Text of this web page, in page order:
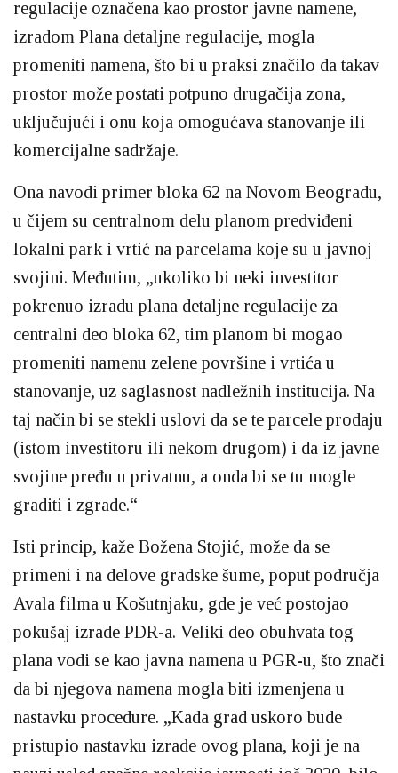
regulacije označena kao prostor javne namene,
izradom Plana detaljne regulacije, mogla
promeniti namena, što bi u praksi značilo da takav
prostor može postati potpuno drugačija zona,
uključujući i onu koja omogućava stanovanje ili
komercijalne sadržaje.
Ona navodi primer bloka 62 na Novom Beogradu,
u čijem su centralnom delu planom predviđeni
lokalni park i vrtić na parcelama koje su u javnoj
svojini. Međutim, „ukoliko bi neki investitor
pokrenuo izradu plana detaljne regulacije za
centralni deo bloka 62, tim planom bi mogao
promeniti namenu zelene površine i vrtića u
stanovanje, uz saglasnost nadležnih institucija. Na
taj način bi se stekli uslovi da se te parcele prodaju
(istom investitoru ili nekom drugom) i da iz javne
svojine pređu u privatnu, a onda bi se tu mogle
graditi i zgrade.“
Isti princip, kaže Božena Stojić, može da se
primeni i na delove gradske šume, poput područja
Avala filma u Košutnjaku, gde je već postojao
pokušaj izrade PDR-a. Veliki deo obuhvata tog
plana vodi se kao javna namena u PGR-u, što znači
da bi njegova namena mogla biti izmenjena u
nastavku procedure. „Kada grad uskoro bude
pristupio nastavku izrade ovog plana, koji je na